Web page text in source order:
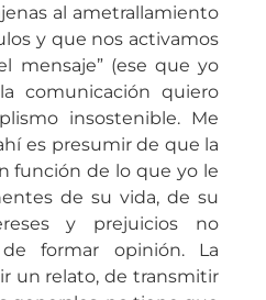
al ametrallamiento
y que nos activamos
mensaje” (ese que yo
comunicación quiero
insostenible. Me
es presumir de que la
función de lo que yo le
de su vida, de su
y prejuicios no
formar opinión. La
un relato, de transmitir